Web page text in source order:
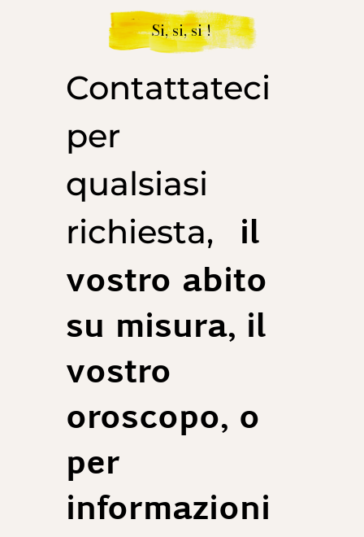
Contattateci
per
qualsiasi
richiesta,
il
vostro abito
su misura, il
vostro
oroscopo, o
per
informazioni
Si, si, si !